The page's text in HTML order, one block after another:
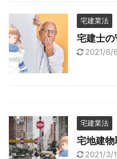
宅建業法
宅建士
2021/6/6
宅建業法
宅地建物
2021/3/